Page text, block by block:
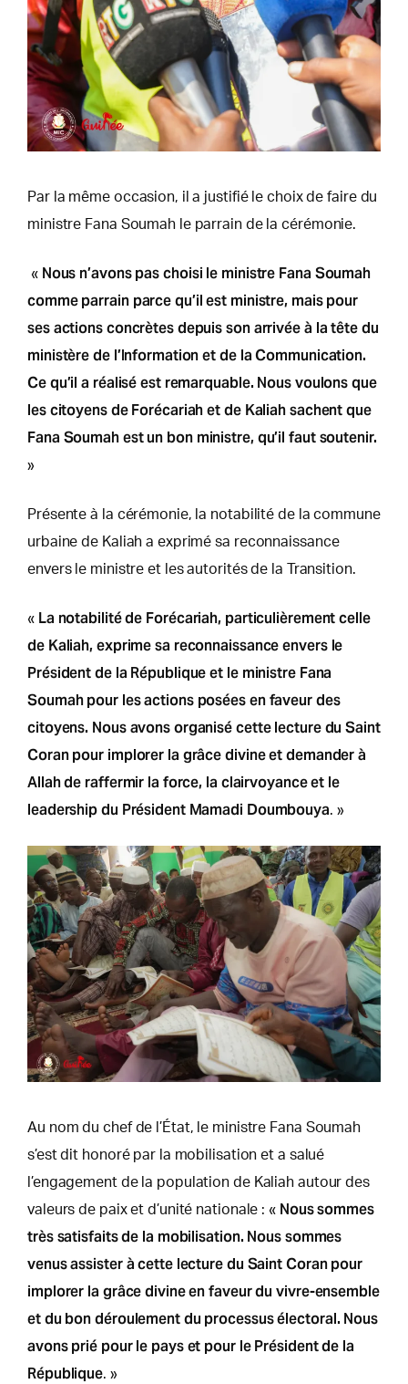
Par la même occasion, il a justifié le choix de faire du
ministre Fana Soumah le parrain de la cérémonie.
« Nous n’avons pas choisi le ministre Fana Soumah
comme parrain parce qu’il est ministre, mais pour
ses actions concrètes depuis son arrivée à la tête du
ministère de l’Information et de la Communication.
Ce qu’il a réalisé est remarquable. Nous voulons que
les citoyens de Forécariah et de Kaliah sachent que
Fana Soumah est un bon ministre, qu’il faut soutenir.
»
Présente à la cérémonie, la notabilité de la commune
urbaine de Kaliah a exprimé sa reconnaissance
envers le ministre et les autorités de la Transition.
« La notabilité de Forécariah, particulièrement celle
de Kaliah, exprime sa reconnaissance envers le
Président de la République et le ministre Fana
Soumah pour les actions posées en faveur des
citoyens. Nous avons organisé cette lecture du Saint
Coran pour implorer la grâce divine et demander à
Allah de raffermir la force, la clairvoyance et le
leadership du Président Mamadi Doumbouya. »
Au nom du chef de l’État, le ministre Fana Soumah
s’est dit honoré par la mobilisation et a salué
l’engagement de la population de Kaliah autour des
valeurs de paix et d’unité nationale : « Nous sommes
très satisfaits de la mobilisation. Nous sommes
venus assister à cette lecture du Saint Coran pour
implorer la grâce divine en faveur du vivre-ensemble
et du bon déroulement du processus électoral. Nous
avons prié pour le pays et pour le Président de la
République. »